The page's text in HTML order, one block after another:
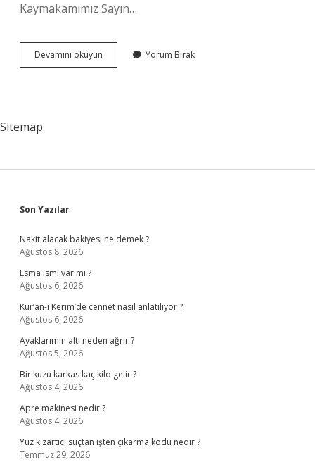
Kaymakamımız Sayın…
Devamını okuyun
Kaymakamı
Yorum Bırak
Sitemap
Sidebar
Son Yazılar
Nakit alacak bakiyesi ne demek ?
Ağustos 8, 2026
Esma ismi var mı ?
Ağustos 6, 2026
Kur’an-ı Kerim’de cennet nasıl anlatılıyor ?
Ağustos 6, 2026
Ayaklarımın altı neden ağrır ?
Ağustos 5, 2026
Bir kuzu karkas kaç kilo gelir ?
Ağustos 4, 2026
Apre makinesi nedir ?
Ağustos 4, 2026
Yüz kızartıcı suçtan işten çıkarma kodu nedir ?
Temmuz 29, 2026